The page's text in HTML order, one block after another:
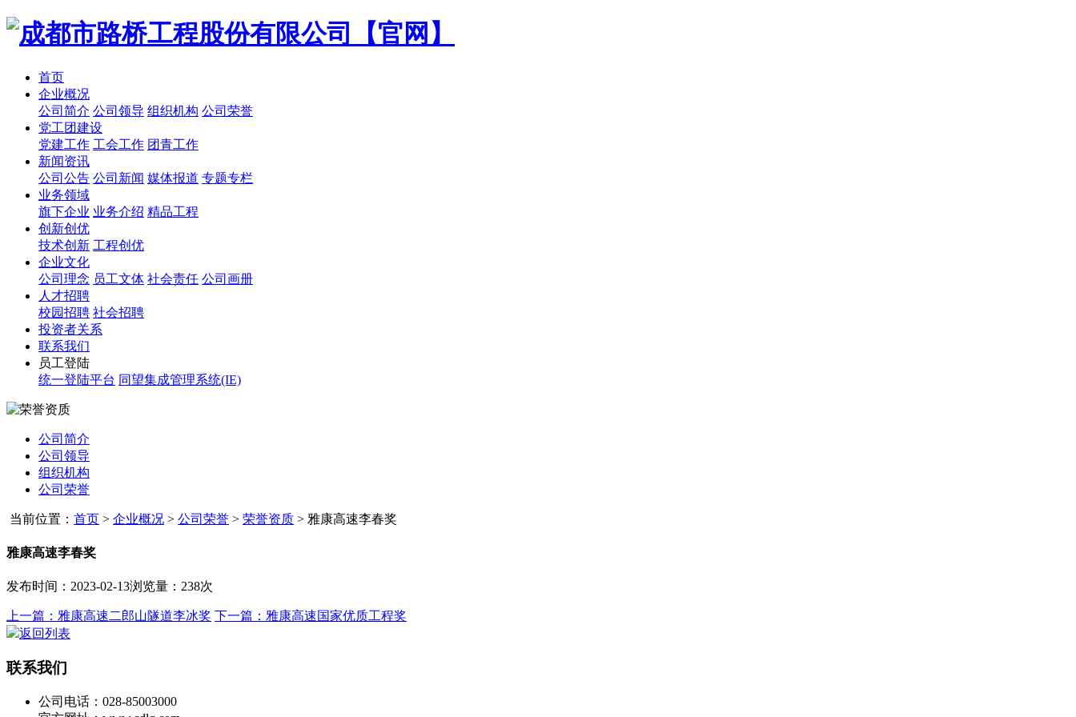
首页
企业概况
公司简介 公司领导 组织机构 公司荣誉
党工团建设
党建工作 工会工作 团青工作
新闻资讯
公司公告 公司新闻 媒体报道 专题专栏
业务领域
旗下企业 业务介绍 精品工程
创新创优
技术创新 工程创优
企业文化
公司理念 员工文体 社会责任 公司画册
人才招聘
校园招聘 社会招聘
投资者关系
联系我们
员工登陆
统一登陆平台 同望集成管理系统(IE)
公司简介
公司领导
组织机构
公司荣誉
当前位置： 首页 > 企业概况 > 公司荣誉 > 荣誉资质 > 雅康高速李春奖
雅康高速李春奖
发布时间：2023-02-13浏览量：238次
上一篇：雅康高速二郎山隧道李冰奖 下一篇：雅康高速国家优质工程奖
返回列表
联系我们
公司电话：028-85003000